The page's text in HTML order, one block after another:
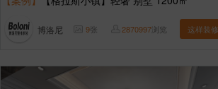
博洛尼 9张 2870997浏览 这样装